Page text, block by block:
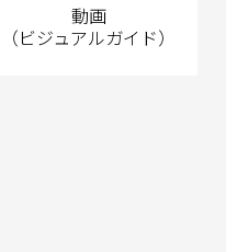
動画
（ビジュアルガイド）